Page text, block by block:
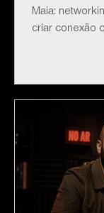
Maia:
criar conexão